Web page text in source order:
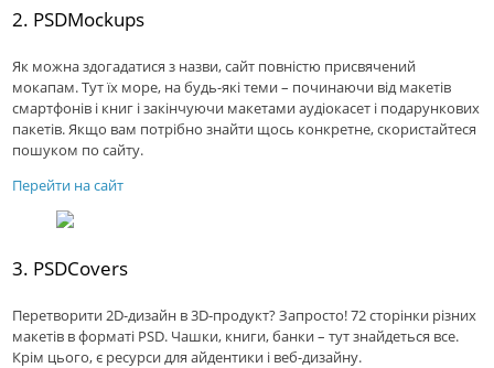
2. PSDMockups
Як можна здогадатися з назви, сайт повністю присвячений
мокапам. Тут їх море, на будь-які теми – починаючи від макетів
смартфонів і книг і закінчуючи макетами аудіокасет і подарункових
пакетів. Якщо вам потрібно знайти щось конкретне, скористайтеся
пошуком по сайту.
Перейти на сайт
3. PSDCovers
Перетворити 2D-дизайн в 3D-продукт? Запросто! 72 сторінки різних
макетів в форматі PSD. Чашки, книги, банки – тут знайдеться все.
Крім цього, є ресурси для айдентики і веб-дизайну.